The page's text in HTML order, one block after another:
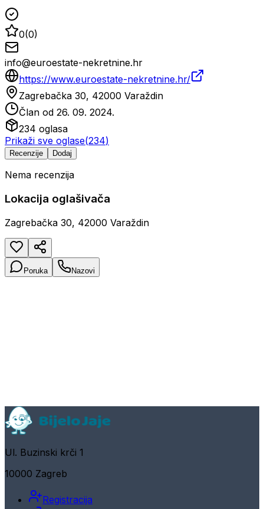
0(0)
info@euroestate-nekretnine.hr
https://www.euroestate-nekretnine.hr/
Zagrebačka 30, 42000 Varaždin
Član od 26. 09. 2024.
234 oglasa
Prikaži sve oglase(234)
Recenzije Dodaj
Nema recenzija
Lokacija oglašivača
Zagrebačka 30, 42000 Varaždin
Poruka Nazovi
Ul. Buzinski krči 1
10000 Zagreb
Registracija